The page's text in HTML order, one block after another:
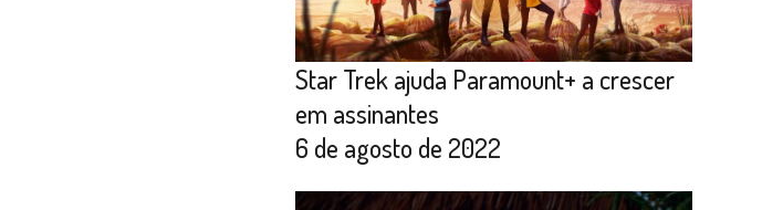
Star Trek ajuda Paramount+ a crescer
em assinantes
6 de agosto de 2022